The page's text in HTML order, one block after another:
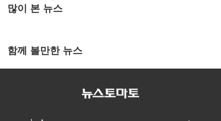
많이 본 뉴스
함께 볼만한 뉴스